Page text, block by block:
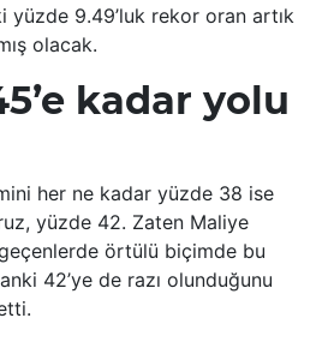
yüzde 9.49’luk rekor oran artık
olacak.
kadar yolu
her ne kadar yüzde 38 ise
yüzde 42. Zaten Maliye
örtülü biçimde bu
42’ye de razı olunduğunu